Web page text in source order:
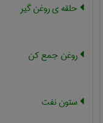
حلقه ی روغن گیر
روغن جمع کن
ستون نفت